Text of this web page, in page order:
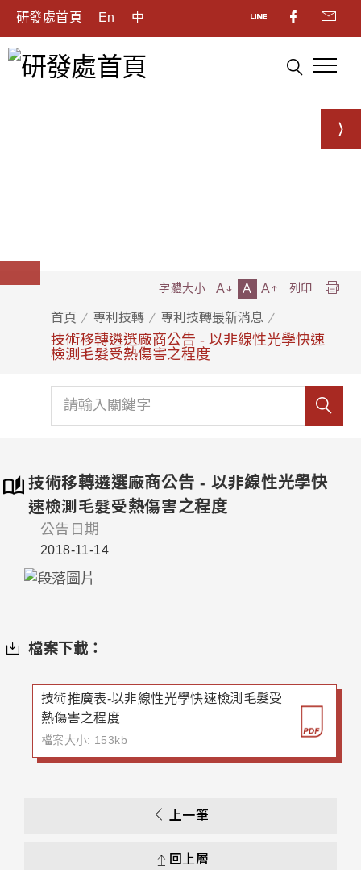
研發處首頁 En 中
首頁 專利技轉 專利技轉最新消息
技術移轉遴選廠商公告 - 以非線性光學快速
檢測毛髮受熱傷害之程度
字體大小 A A A 列印
技術移轉遴選廠商公告 - 以非線性光學快
速檢測毛髮受熱傷害之程度
公告日期
2018-11-14
檔案下載：
技術推廣表-以非線性光學快速檢測毛髮受
熱傷害之程度
檔案大小: 153kb
上一筆
回上層